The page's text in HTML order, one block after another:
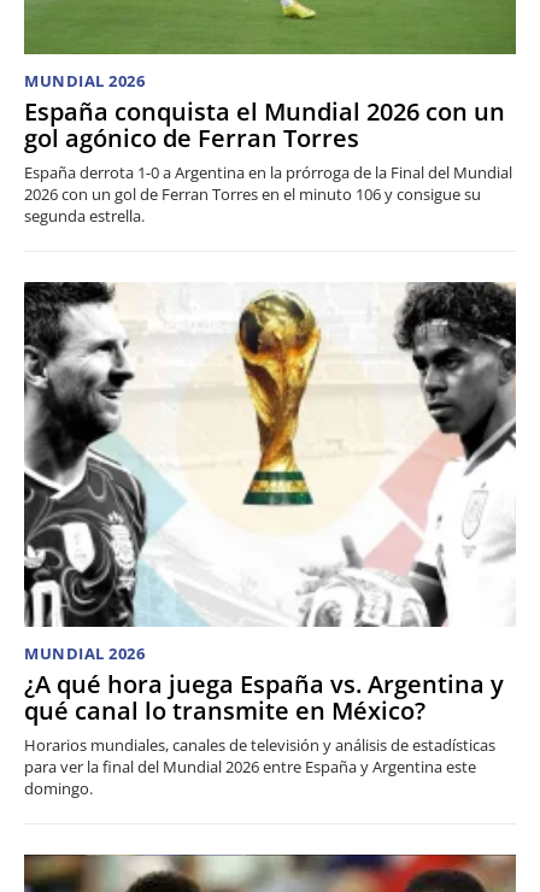
MUNDIAL 2026
España conquista el Mundial 2026 con un
gol agónico de Ferran Torres
España derrota 1-0 a Argentina en la prórroga de la Final del Mundial
2026 con un gol de Ferran Torres en el minuto 106 y consigue su
segunda estrella.
MUNDIAL 2026
¿A qué hora juega España vs. Argentina y
qué canal lo transmite en México?
Horarios mundiales, canales de televisión y análisis de estadísticas
para ver la final del Mundial 2026 entre España y Argentina este
domingo.